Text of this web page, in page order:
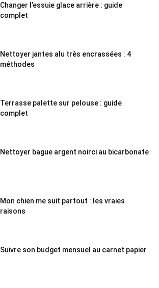
Changer l’essuie glace arrière : guide
complet
Nettoyer jantes alu très encrassées : 4
méthodes
Terrasse palette sur pelouse : guide
complet
Nettoyer bague argent noirci au bicarbonate
Mon chien me suit partout : les vraies
raisons
Suivre son budget mensuel au carnet papier